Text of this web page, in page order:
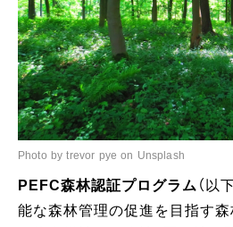
Photo by trevor pye on Unsplash
PEFC森林認証プログラム （以
能な森林管理の促進を目指す